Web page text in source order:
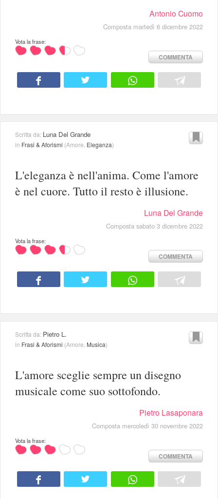
Antonio Cuomo
Composta martedì 6 dicembre 2022
Vota la frase:
COMMENTA
Scritta da: Luna Del Grande
in Frasi & Aforismi (Amore Eleganza)
L'eleganza è nell'anima. Come l'amore
è nel cuore. Tutto il resto è illusione.
Luna Del Grande
Composta sabato 3 dicembre 2022
Vota la frase:
COMMENTA
Scritta da: Pietro L.
in Frasi & Aforismi (Amore Musica)
L'amore sceglie sempre un disegno
musicale come suo sottofondo.
Pietro Lasaponara
Composta mercoledì 30 novembre 2022
Vota la frase:
COMMENTA